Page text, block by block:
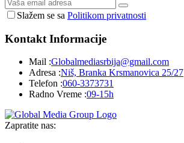
Slažem se sa Politikom privatnosti
Kontakt Informacije
Mail :Globalmediasrbija@gmail.com
Adresa :Niš, Branka Krsmanovica 25/27
Telefon :060-3373731
Radno Vreme :09-15h
Zapratite nas: